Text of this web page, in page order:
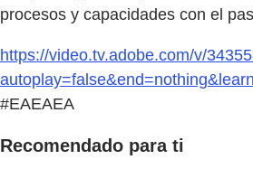
procesos y capacidades con el
https://video.tv.adobe.com/v/
#EAEAEA
Recomendado para ti